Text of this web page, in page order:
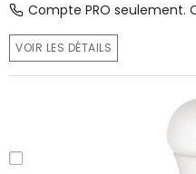
Compte PRO seulement.
VOIR LES DÉTAILS